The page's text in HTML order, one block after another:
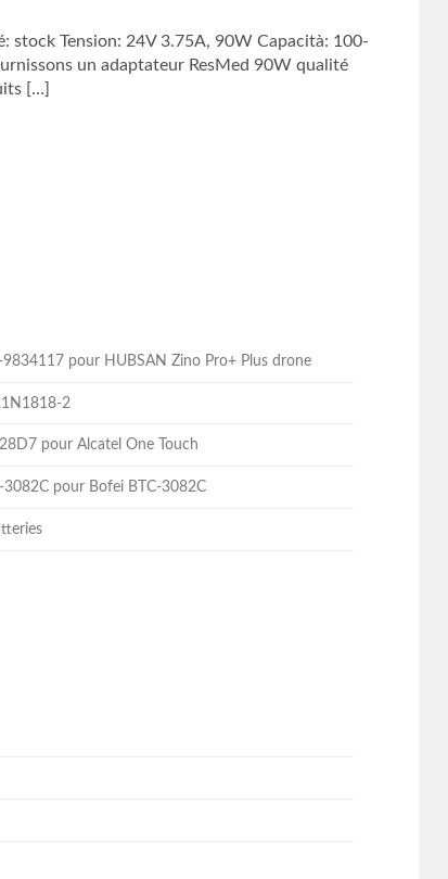
Tension: 24V 3.75A, 90W Capacità: 100-
un adaptateur ResMed 90W qualité
[…]
pour HUBSAN Zino Pro+ Plus drone
2
pour Alcatel One Touch
pour Bofei BTC-3082C